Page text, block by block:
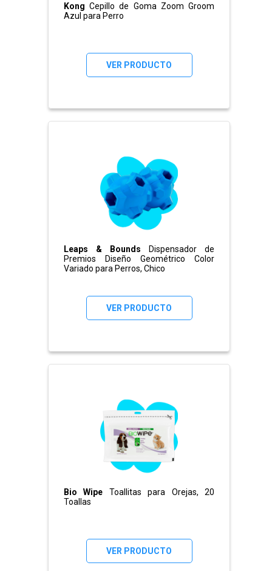
KongCepillo de Goma Zoom Groom
Azul para Perro
VER PRODUCTO
Leaps & Bounds
Dispensador de
Premios Diseño Geométrico Color
Variado para Perros, Chico
VER PRODUCTO
Bio Wipe Toallitas para Orejas, 20
Toallas
VER PRODUCTO